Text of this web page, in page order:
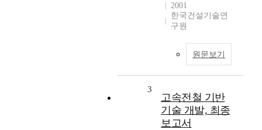
2001
한국건설기술연
구원
원문보기
3
고속전철 기반
기술 개발, 최종
보고서